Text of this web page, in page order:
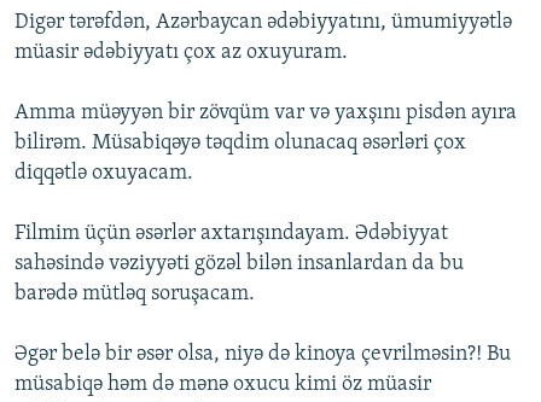
Digər tərəfdən, Azərbaycan ədəbiyyatını, ümumiyyətlə
müasir ədəbiyyatı çox az oxuyuram.
Amma müəyyən bir zövqüm var və yaxşını pisdən ayıra
bilirəm. Müsabiqəyə təqdim olunacaq əsərləri çox
diqqətlə oxuyacam.
Filmim üçün əsərlər axtarışındayam. Ədəbiyyat
sahəsində vəziyyəti gözəl bilən insanlardan da bu
barədə mütləq soruşacam.
Əgər belə bir əsər olsa, niyə də kinoya çevrilməsin?! Bu
müsabiqə həm də mənə oxucu kimi öz müasir